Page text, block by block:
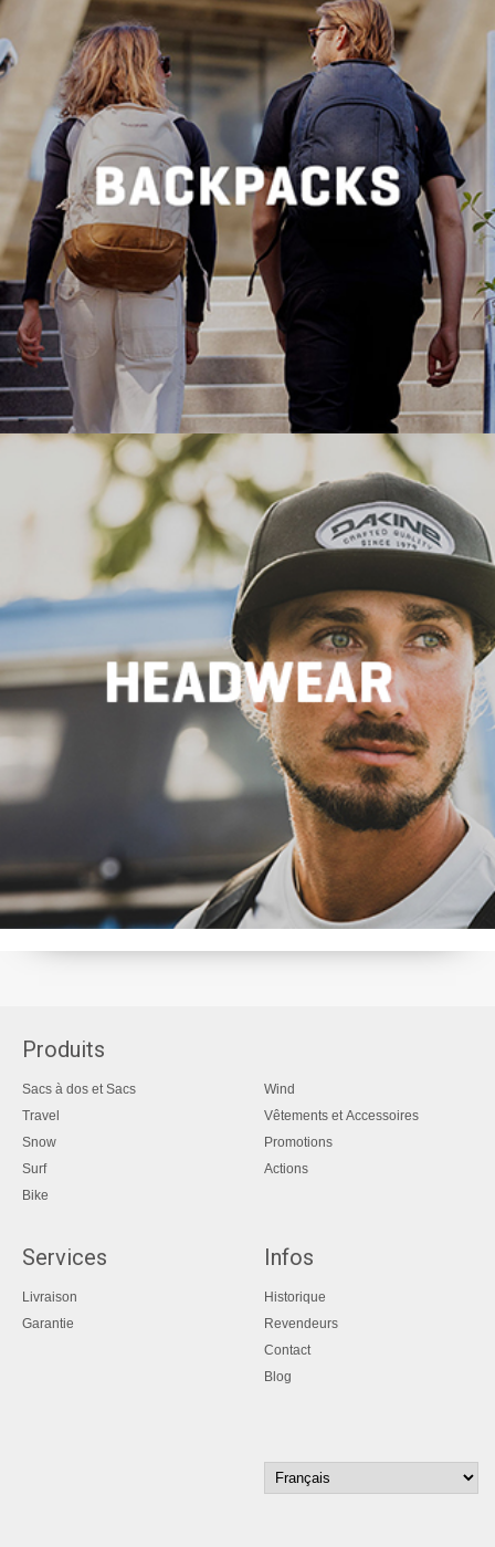
Produits
Sacs à dos et Sacs
Travel
Snow
Surf
Bike
Wind
Vêtements et Accessoires
Promotions
Actions
Services
Livraison
Garantie
Infos
Historique
Revendeurs
Contact
Blog